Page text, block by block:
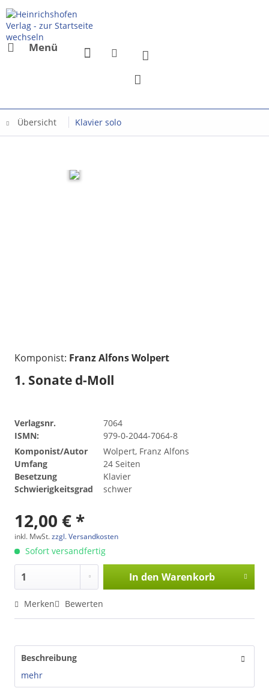
Menü
Übersicht Klavier solo
Komponist: Franz Alfons Wolpert
1. Sonate d-Moll
Verlagsnr.
7064
ISMN:
979-0-2044-7064-8
Komponist/Autor
Wolpert, Franz Alfons
Umfang
24 Seiten
Besetzung
Klavier
Schwierigkeitsgrad
schwer
12,00 € *
inkl. MwSt.zzgl. Versandkosten
Sofort versandfertig
In den Warenkorb
Merken Bewerten
Beschreibung
mehr